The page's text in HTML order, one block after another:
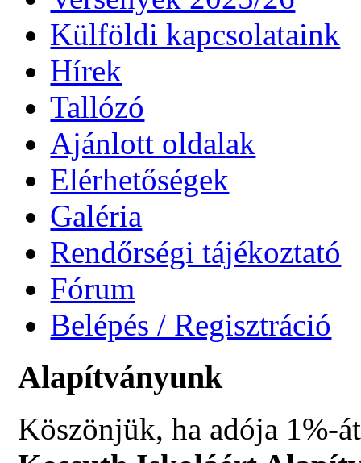
Külföldi kapcsolataink
Hírek
Tallózó
Ajánlott oldalak
Elérhetőségek
Galéria
Rendőrségi tájékoztató
Fórum
Belépés / Regisztráció
Alapítványunk
Köszönjük, ha adója 1%-